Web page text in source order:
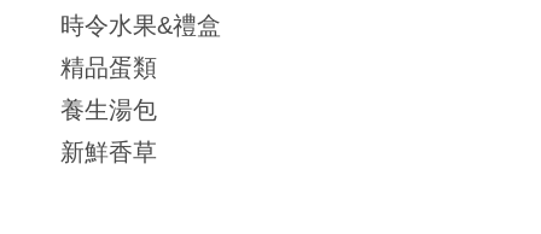
時令水果&禮盒
精品蛋類
養生湯包
新鮮香草